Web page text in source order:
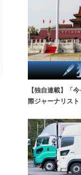
【独自連載】「
際ジャーナリス